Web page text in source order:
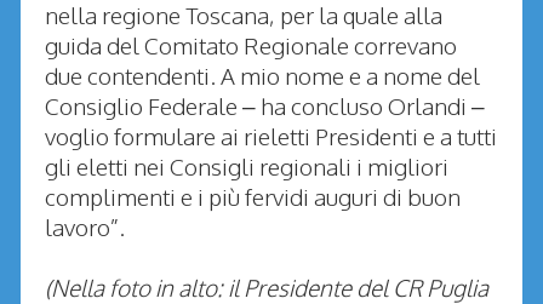
nella regione Toscana, per la quale alla
guida del Comitato Regionale correvano
due contendenti. A mio nome e a nome del
Consiglio Federale – ha concluso Orlandi –
voglio formulare ai rieletti Presidenti e a tutti
gli eletti nei Consigli regionali i migliori
complimenti e i più fervidi auguri di buon
lavoro”.
(Nella foto in alto: il Presidente del CR Puglia